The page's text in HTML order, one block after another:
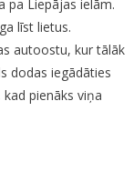
pa Liepājas ielām.
līst lietus.
autoostu, kur tālāk
dodas iegādāties
pienāks viņa